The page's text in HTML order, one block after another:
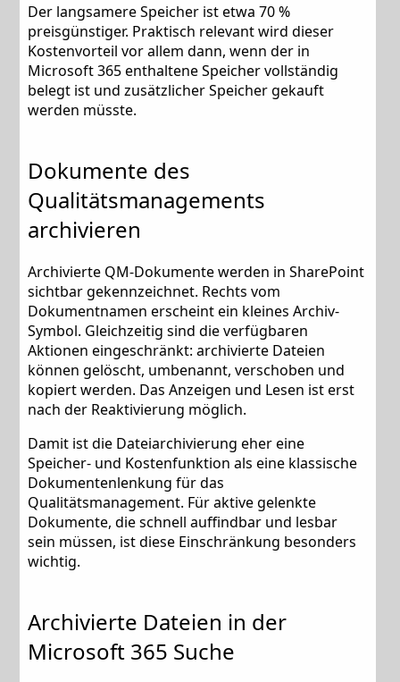
Der langsamere Speicher ist etwa 70 %
preisgünstiger. Praktisch relevant wird dieser
Kostenvorteil vor allem dann, wenn der in
Microsoft 365 enthaltene Speicher vollständig
belegt ist und zusätzlicher Speicher gekauft
werden müsste.
Dokumente des
Qualitätsmanagements
archivieren
Archivierte QM-Dokumente werden in SharePoint
sichtbar gekennzeichnet. Rechts vom
Dokumentnamen erscheint ein kleines Archiv-
Symbol. Gleichzeitig sind die verfügbaren
Aktionen eingeschränkt: archivierte Dateien
können gelöscht, umbenannt, verschoben und
kopiert werden. Das Anzeigen und Lesen ist erst
nach der Reaktivierung möglich.
Damit ist die Dateiarchivierung eher eine
Speicher- und Kostenfunktion als eine klassische
Dokumentenlenkung für das
Qualitätsmanagement. Für aktive gelenkte
Dokumente, die schnell auffindbar und lesbar
sein müssen, ist diese Einschränkung besonders
wichtig.
Archivierte Dateien in der
Microsoft 365 Suche